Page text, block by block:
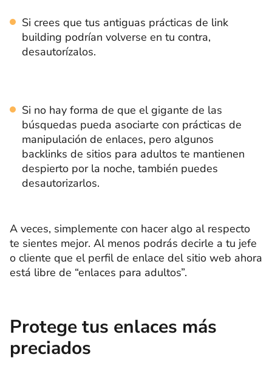
Si crees que tus antiguas prácticas de link
building podrían volverse en tu contra,
desautorízalos.
Si no hay forma de que el gigante de las
búsquedas pueda asociarte con prácticas de
manipulación de enlaces, pero algunos
backlinks de sitios para adultos te mantienen
despierto por la noche, también puedes
desautorizarlos.
A veces, simplemente con hacer algo al respecto
te sientes mejor. Al menos podrás decirle a tu jefe
o cliente que el perfil de enlace del sitio web ahora
está libre de “enlaces para adultos”.
Protege tus enlaces más
preciados